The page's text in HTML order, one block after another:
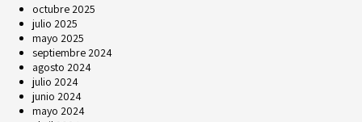
octubre 2025
julio 2025
mayo 2025
septiembre 2024
agosto 2024
julio 2024
junio 2024
mayo 2024